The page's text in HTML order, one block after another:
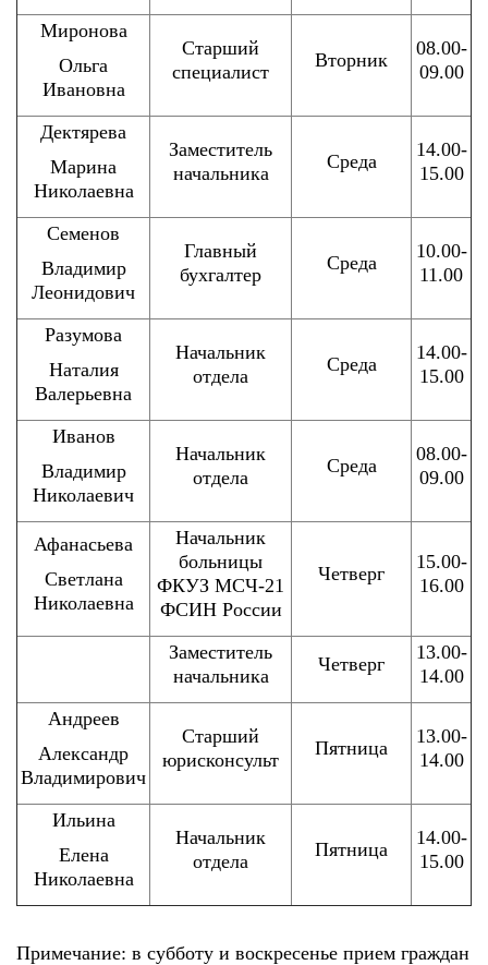
Миронова
Ольга
Ивановна
Старший
специалист
Вторник
08.00-
09.00
Дектярева
Марина
Николаевна
Заместитель
начальника
Среда
14.00-
15.00
Семенов
Владимир
Леонидович
Главный
бухгалтер
Среда
10.00-
11.00
Разумова
Наталия
Валерьевна
Начальник
отдела
Среда
14.00-
15.00
Иванов
Владимир
Николаевич
Начальник
отдела
Среда
08.00-
09.00
Афанасьева
Светлана
Николаевна
Начальник
больницы
ФКУЗ МСЧ-21
ФСИН России
Четверг
15.00-
16.00
Заместитель
начальника
Четверг
13.00-
14.00
Андреев
Александр
Владимирович
Старший
юрисконсульт
Пятница
13.00-
14.00
Ильина
Елена
Николаевна
Начальник
отдела
Пятница
14.00-
15.00
Примечание: в субботу и воскресенье прием граждан